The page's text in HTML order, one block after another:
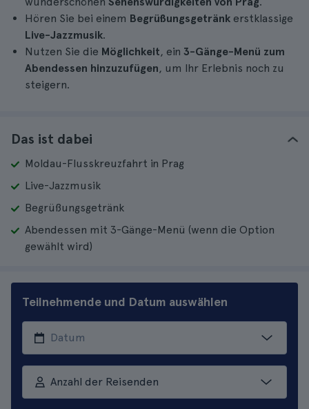
Hören Sie bei einem Begrüßungsgetränk erstklassige
Live-Jazzmusik.
Nutzen Sie die Möglichkeit, ein 3-Gänge-Menü zum
Abendessen hinzuzufügen, um Ihr Erlebnis noch zu
steigern.
Das ist dabei
Moldau-Flusskreuzfahrt in Prag
Live-Jazzmusik
Begrüßungsgetränk
Abendessen mit 3-Gänge-Menü (wenn die Option
gewählt wird)
Teilnehmende und Datum auswählen
Anzahl der Reisenden